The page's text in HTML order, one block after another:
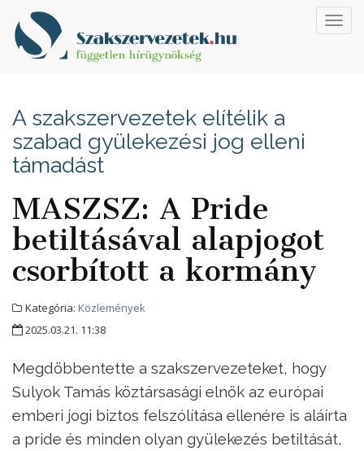
A szakszervezetek elítélik a
szabad gyülekezési jog elleni
támadást
MASZSZ: A Pride
betiltásával alapjogot
csorbított a kormány
Kategória: Közlemények
2025.03.21. 11:38
Megdöbbentette a szakszervezeteket, hogy
Sulyok Tamás köztársasági elnök az európai
emberi jogi biztos felszólítása ellenére is aláírta
a pride és minden olyan gyülekezés betiltását,